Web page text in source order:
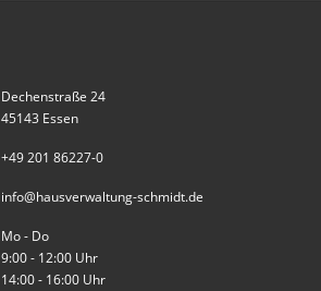
Dechenstraße 24
45143 Essen
+49 201 86227-0
info@hausverwaltung-schmidt.de
Mo - Do
9:00 - 12:00 Uhr
14:00 - 16:00 Uhr